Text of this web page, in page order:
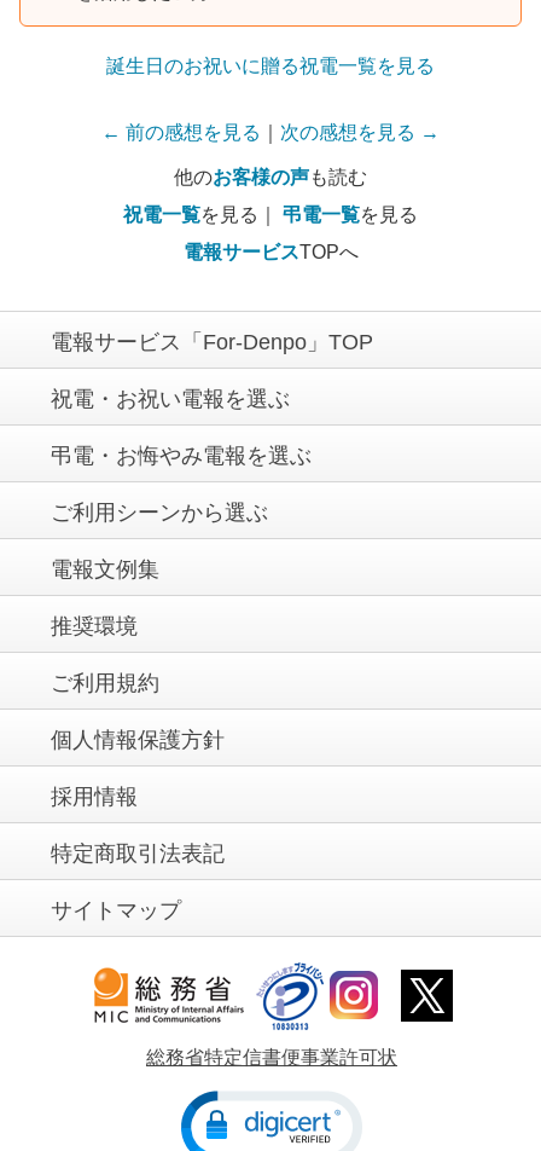
誕生日のお祝いに贈る祝電一覧を見る
← 前の感想を見る 次の感想を見る →
他のお客様の声も読む
祝電一覧を見る｜ 弔電一覧を見る
電報サービスTOPへ
電報サービス「For-Denpo」TOP
祝電・お祝い電報を選ぶ
弔電・お悔やみ電報を選ぶ
ご利用シーンから選ぶ
電報文例集
推奨環境
ご利用規約
個人情報保護方針
採用情報
特定商取引法表記
サイトマップ
総務省特定信書便事業許可状